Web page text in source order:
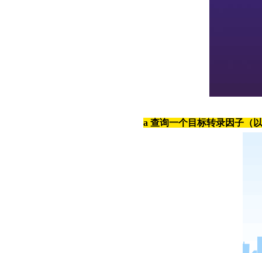
a 查询一个目标转录因子（